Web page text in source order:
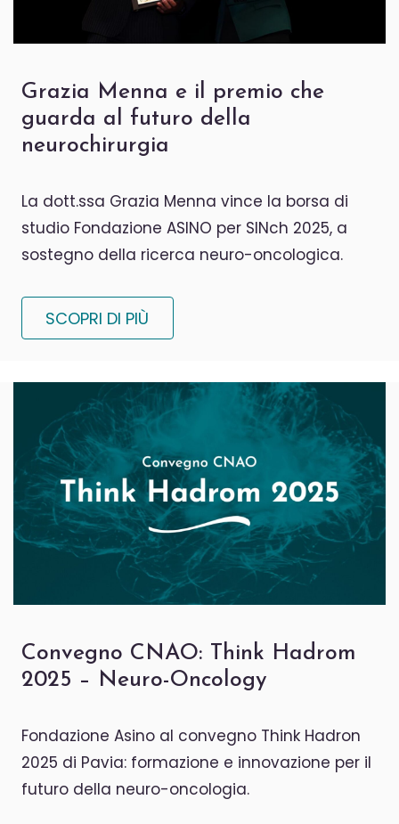
Grazia Menna e il premio che
guarda al futuro della
neurochirurgia
La dott.ssa Grazia Menna vince la borsa di
studio Fondazione ASINO per SINch 2025, a
sostegno della ricerca neuro-oncologica.
SCOPRI DI PIÙ
Convegno CNAO: Think Hadrom
2025 – Neuro-Oncology
Fondazione Asino al convegno Think Hadron
2025 di Pavia: formazione e innovazione per il
futuro della neuro-oncologia.